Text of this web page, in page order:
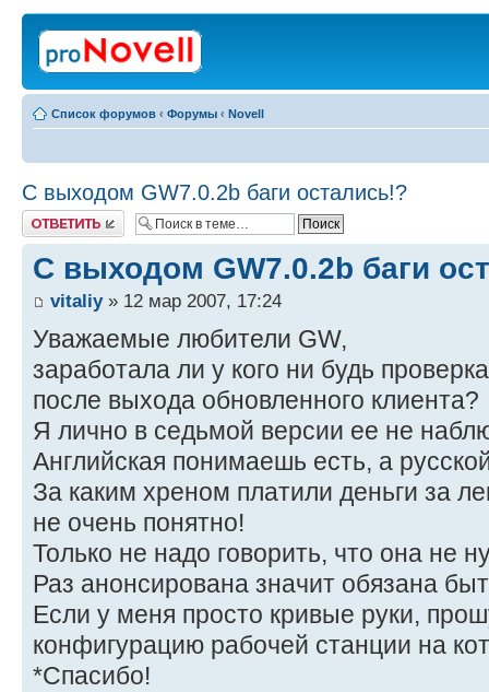
Список форумов ‹ Форумы ‹ Novell
C выходом GW7.0.2b баги остались!?
Ответить
C выходом GW7.0.2b баги
vitaliy» 12 мар 2007, 17:24
Уважаемые любители GW,
заработала ли у кого ни будь
после выхода обновленного клиента?
Я лично в седьмой версии ее не
Английская понимаешь есть, а
За каким хреном платили деньги за
не очень понятно!
Только не надо говорить, что она не
Раз анонсирована значит обязана
Если у меня просто кривые руки,
конфигурацию рабочей станции на
*Спасибо!